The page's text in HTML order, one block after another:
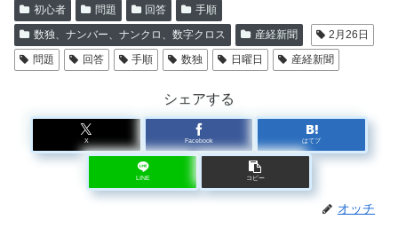
初心者 問題 回答
手順
数独、ナンバー、ナンクロ、数字クロス
産経新聞
2月26日
問題
回答 手順 数独 日曜日 産経新聞
シェアする
X Facebook はてブ
LINE コピー
オッチ